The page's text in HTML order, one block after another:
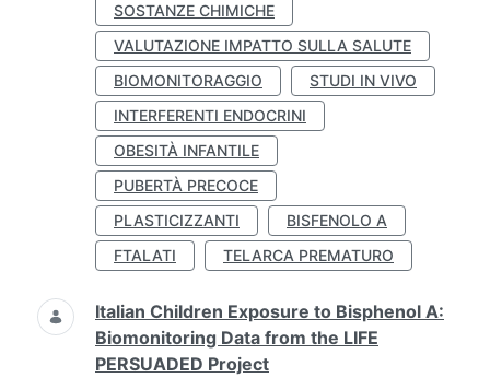
SOSTANZE CHIMICHE
VALUTAZIONE IMPATTO SULLA SALUTE
BIOMONITORAGGIO
STUDI IN VIVO
INTERFERENTI ENDOCRINI
OBESITÀ INFANTILE
PUBERTÀ PRECOCE
PLASTICIZZANTI
BISFENOLO A
FTALATI
TELARCA PREMATURO
Italian Children Exposure to Bisphenol A:
Biomonitoring Data from the LIFE
PERSUADED Project